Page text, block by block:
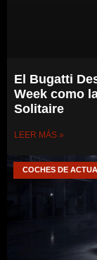
El Bugatti
Week como
Solitaire
LEER MÁS »
COCHES DE